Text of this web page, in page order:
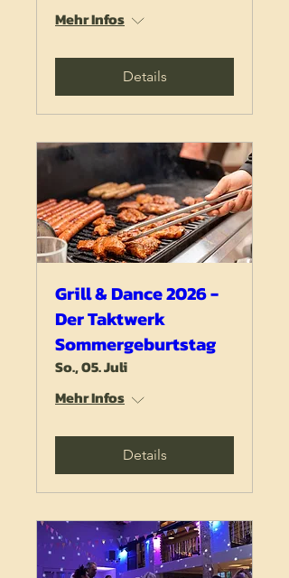
Mehr Infos
Details
Grill & Dance 2026 -
Der Taktwerk
Sommergeburtstag
So., 05. Juli
Mehr Infos
Details